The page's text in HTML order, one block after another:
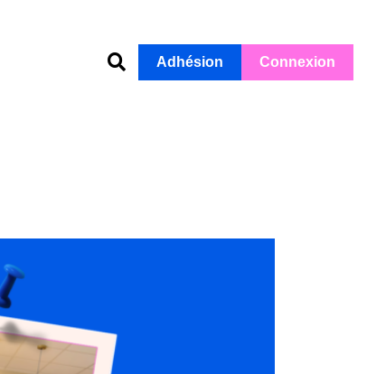
Adhésion Connexion